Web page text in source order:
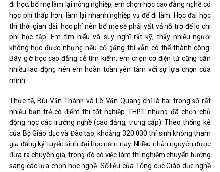
đi học; bố mẹ làm lại nông nghiệp, em chọn học cao đẳng nghề có
học phí thấp hơn, làm lại nhanh nghiệp vụ để đi làm. Học đại học
thì thời gian dài, học phí nên bố mẹ sẽ phải vất vả hỗ trợ để lo chi
phí học tập. Em tìm hiểu và suy nghĩ rất kỹ, thấy nhiều người
không học được nhưng nếu cố gắng thì vẫn có thể thành công.
Bây giờ học cao đẳng dễ tìm kiếm, em chọn cơ điện tử cũng cần
nhiều lao động nên em hoàn toàn yên tâm với sự lựa chọn của
mình.
Thực tế, Bùi Văn Thành và Lê Văn Quang chỉ là hai trong số rất
nhiều bạn trẻ có điểm thi tốt nghiệp THPT nhưng đã chọn chủ
động học các trường nghề (cao đẳng, trung cấp). Theo thống kê
của Bộ Giáo dục và Đào tạo, khoảng 320.000 thí sinh không tham
gia đăng ký tuyển sinh đại học năm nay. Nhiều nhân nguyên được
đưa ra chuyên gia, trong đó có việc làm thí nghiệm chuyển hướng
sang các lựa chọn học nghề. Số liệu của Tổng cục Giáo dục nghề